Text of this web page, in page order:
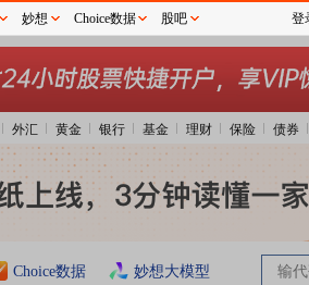
外汇 黄金 银行 基金 理财 保险 债券
Choice数据 妙想大模型
妙想 Choice数据 股吧 登